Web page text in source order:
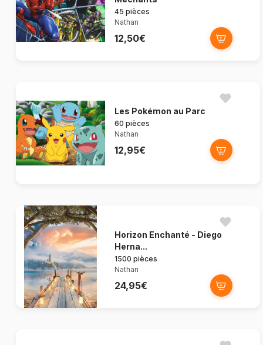
45 pièces
Nathan
12,50€
Les Pokémon au Parc
60 pièces
Nathan
12,95€
Horizon Enchanté - Diego
Herna...
1500 pièces
Nathan
24,95€